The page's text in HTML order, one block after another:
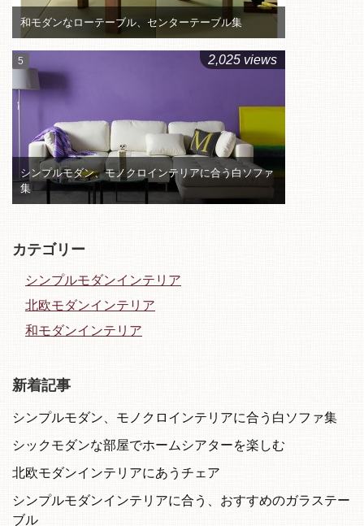
和モダンなローテーブル、センターテーブル集
シンプルモダン、モノクロインテリアに合う白ソファ
集
2,025 views
カテゴリー
シンプルモダンインテリア
北欧モダンインテリア
和モダンインテリア
新着記事
シンプルモダン、モノクロインテリアに合う白ソファ集
シックモダンな部屋でホームシアターを楽しむ
北欧モダンインテリアにあうチェア
シンプルモダンインテリアに合う、おすすめのガラステー
ブル